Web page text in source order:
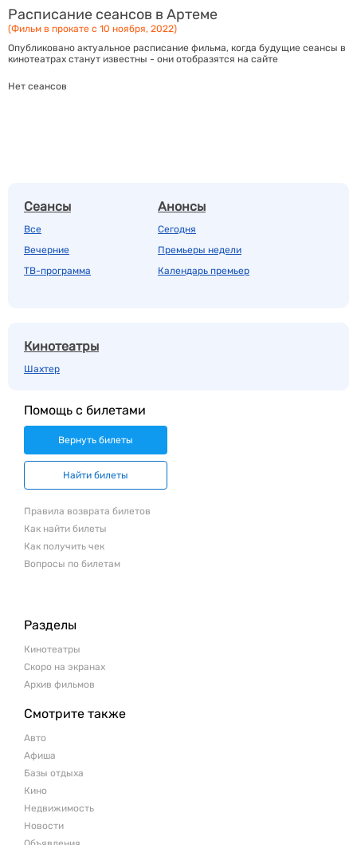
Расписание сеансов в Артеме
(Фильм в прокате с 10 ноября, 2022)
Опубликовано актуальное расписание фильма, когда будущие сеансы в
кинотеатрах станут известны - они отобразятся на сайте
Нет сеансов
Сеансы
Все
Вечерние
ТВ-программа
Анонсы
Сегодня
Премьеры недели
Календарь премьер
Кинотеатры
Шахтер
Помощь с билетами
Вернуть билеты
Найти билеты
Правила возврата билетов
Как найти билеты
Как получить чек
Вопросы по билетам
Разделы
Кинотеатры
Скоро на экранах
Архив фильмов
Смотрите также
Авто
Афиша
Базы отдыха
Кино
Недвижимость
Новости